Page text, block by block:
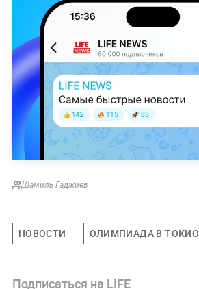
Шамиль Гаджиев
НОВОСТИ ОЛИМПИАДА В ТОКИО
Подписаться на LIFE